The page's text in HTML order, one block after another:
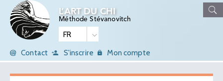
L’ART DU CHI
Méthode Stévanovitch
Contact S'inscrire Mon compte